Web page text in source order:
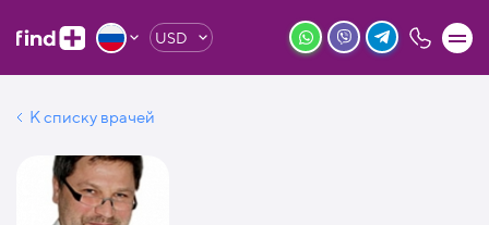
USD
К списку врачей